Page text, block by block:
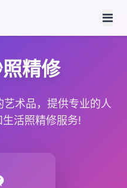
精修
术品，提供专业的人
活照精修服务!